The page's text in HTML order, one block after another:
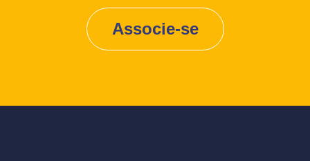
Associe-se